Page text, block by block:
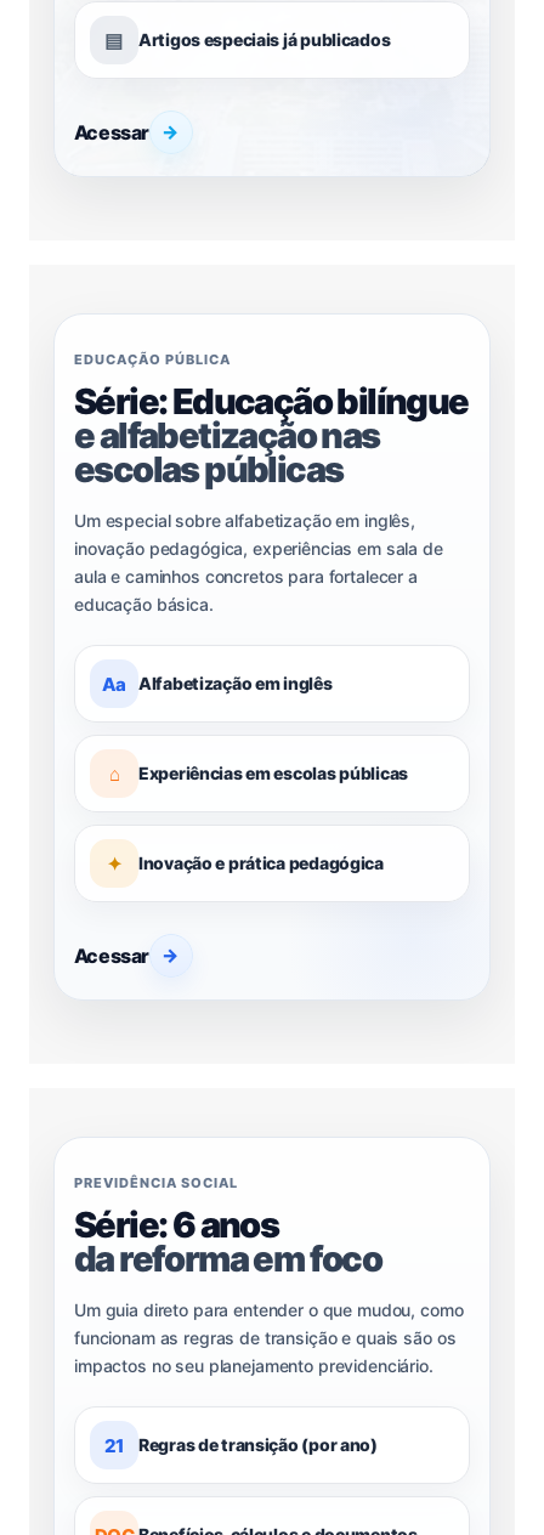
▤ Artigos especiais já publicados
Acessar →
EDUCAÇÃO PÚBLICA
Série: Educação bilíngue
e alfabetização nas
escolas públicas
Um especial sobre alfabetização em inglês,
inovação pedagógica, experiências em sala de
aula e caminhos concretos para fortalecer a
educação básica.
Aa Alfabetização em inglês
⌂ Experiências em escolas públicas
✦ Inovação e prática pedagógica
Acessar →
PREVIDÊNCIA SOCIAL
Série: 6 anos
da reforma em foco
Um guia direto para entender o que mudou, como
funcionam as regras de transição e quais são os
impactos no seu planejamento previdenciário.
21 Regras de transição (por ano)